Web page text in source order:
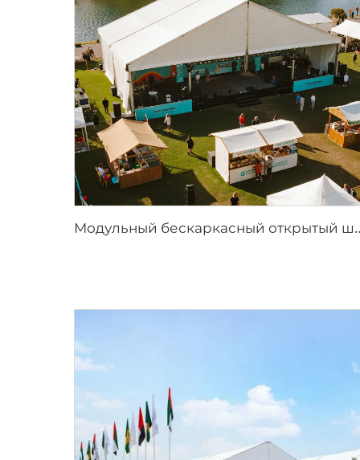
одульный бескаркасный